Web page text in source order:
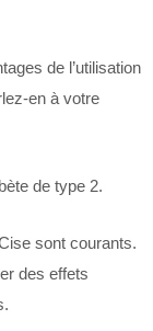
de l’utilisation
en à votre
de type 2.
sont courants.
des effets